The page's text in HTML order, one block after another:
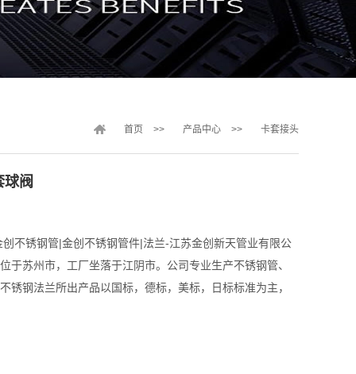
首页 >> 产品中心 >> 卡套接头
阀
不锈钢管|金创不锈钢管件|法兰-江苏金创新天管业有限公
于苏州市，工厂坐落于江阴市。公司专业生产不锈钢管、
锈钢法兰所出产品以国标，德标，美标，日标标准为主，